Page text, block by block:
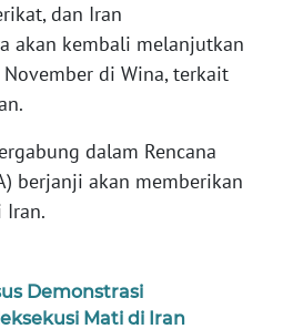
dan Iran
akan kembali melanjutkan
di Wina, terkait
dalam Rencana
berjanji akan memberikan
Demonstrasi
Mati di Iran